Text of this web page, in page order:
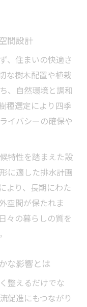
間設計
、住まいの快適さ
な樹木配置や植栽
、自然環境と調和
種選定により四季
イバシーの確保や
特性を踏まえた設
に適した排水計画
より、長期にわた
空間が保たれま
々の暮らしの質を
な影響とは
整えるだけでな
促進にもつながり